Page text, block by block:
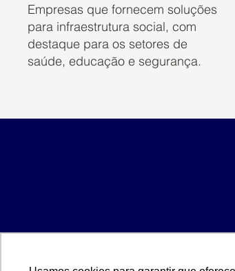
Empresas que fornecem soluções
para infraestrutura social, com
destaque para os setores de
saúde, educação e segurança.